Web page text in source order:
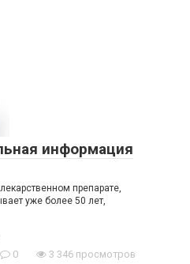
информация
препарате,
уже более 50 лет,
0
3 346 просмотров